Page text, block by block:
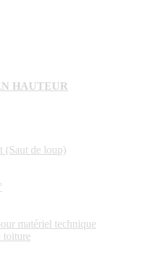
HAUTEUR
(Saut de loup)
matériel technique
toiture